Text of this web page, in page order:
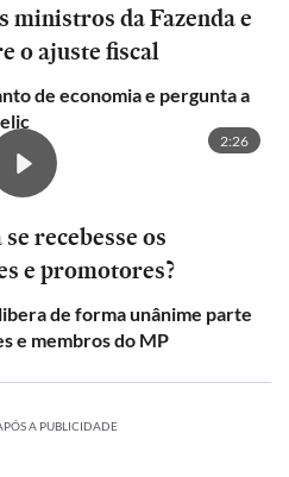
da Fazenda e
o ajuste fiscal
de economia e pergunta a
2:26
recebesse os
e promotores?
de forma unânime parte
e membros do MP
A PUBLICIDADE